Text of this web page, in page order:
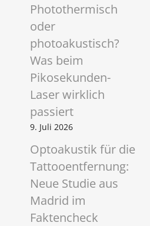
Photothermisch
oder
photoakustisch?
Was beim
Pikosekunden-
Laser wirklich
passiert
9. Juli 2026
Optoakustik für die
Tattooentfernung:
Neue Studie aus
Madrid im
Faktencheck